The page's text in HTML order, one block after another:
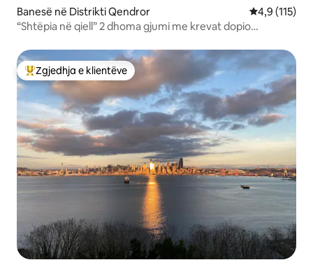
Banesë në Distrikti Qendror Vlerësimi
4,9 (115)
“Shtëpia në qiell” 2 dhoma gjumi me krevat dopio
Më të mirat e zgjedhjeve të klientëve
Zgjedhja e klientëve